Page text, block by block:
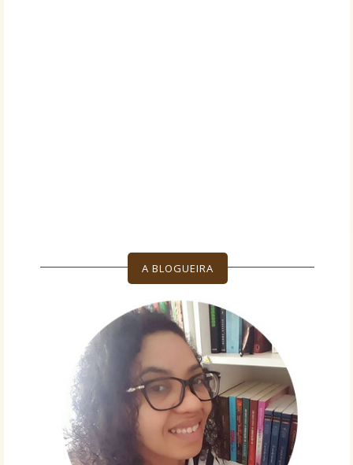
A BLOGUEIRA